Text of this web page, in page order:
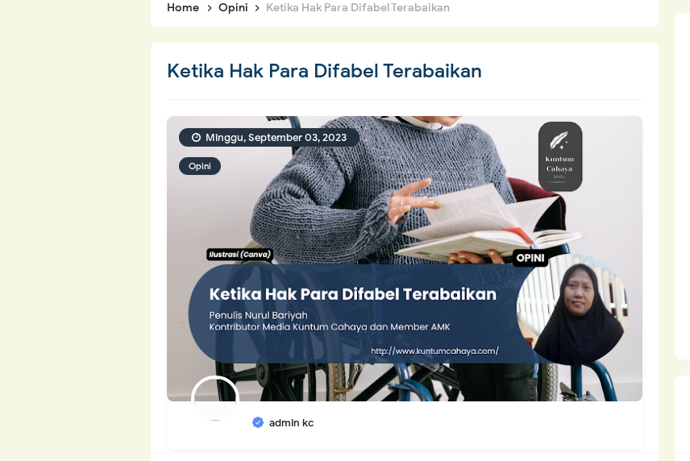
Home Opini Ketika Hak Para Difabel Terabaikan
Ketika Hak Para Difabel Terabaikan
Opini
admin kc
Minggu, September 03, 2023